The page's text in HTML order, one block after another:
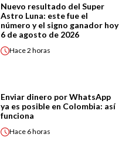
Nuevo resultado del Super
Astro Luna: este fue el
número y el signo ganador hoy
6 de agosto de 2026
Hace2 horas
Enviar dinero por WhatsApp
ya es posible en Colombia: así
funciona
Hace 6 horas